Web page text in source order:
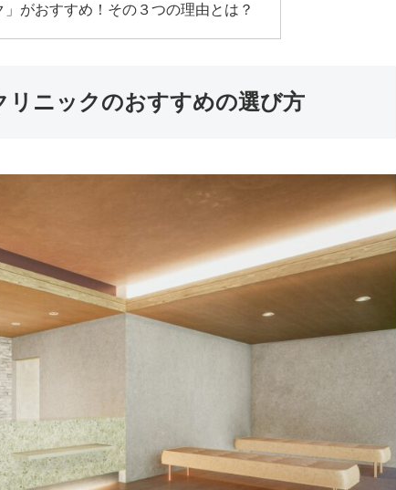
がおすすめ！その３つの理由とは？
リニックのおすすめの選び方